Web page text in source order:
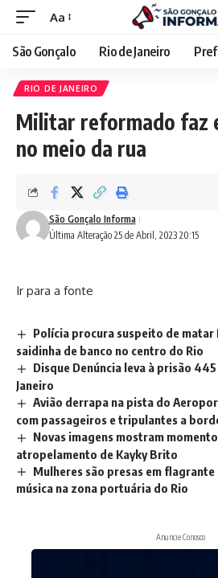
Aa
São Gonçalo Rio de Janeiro
RIO DE JANEIRO
Militar reformado faz
no meio da rua
Última Alteração 25 de Abril, 2023 20:15
São Gonçalo Informa
Ir para a fonte
Polícia procura suspeito de
saidinha de banco no centro do Rio
Disque Denúncia leva à prisão
Janeiro
Avião derrapa na pista do
com passageiros e tripulantes a
Novas imagens mostram
atropelamento de Kayky Brito
Mulheres são presas em
música na zona portuária do Rio
Anuncie Conosco